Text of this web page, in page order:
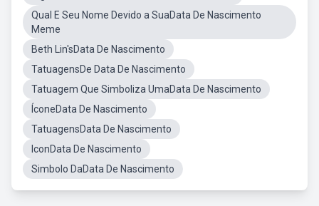
Qual E Seu Nome Devido a SuaData De Nascimento
Meme
Beth Lin'sData De Nascimento
TatuagensDe Data De Nascimento
Tatuagem Que Simboliza UmaData De Nascimento
ÍconeData De Nascimento
TatuagensData De Nascimento
IconData De Nascimento
Simbolo DaData De Nascimento